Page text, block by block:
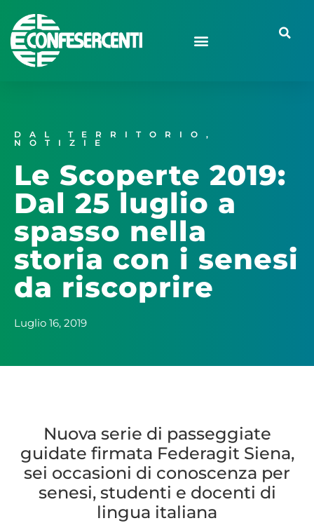
DAL TERRITORIO ,
NOTIZIE
Le Scoperte 2019:
Dal 25 luglio a
spasso nella
storia con i senesi
da riscoprire
Luglio 16, 2019
Nuova serie di passeggiate
guidate firmata Federagit Siena,
sei occasioni di conoscenza per
senesi, studenti e docenti di
lingua italiana